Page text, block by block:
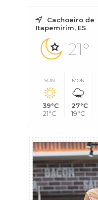
Cachoeiro de
Itapemirim, ES
21°
SUN
39°C
21°C
MON
27°C
19°C